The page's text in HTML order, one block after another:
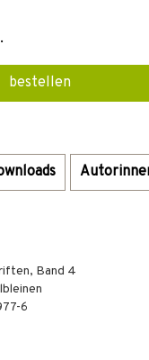
bestellen
Band 4
6